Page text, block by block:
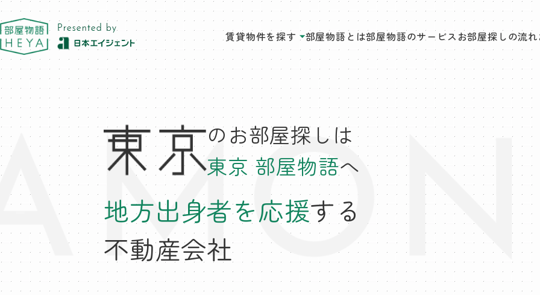
東京 部屋物語
賃貸物件を探す 部屋物語とは部屋物語のサービス お部屋探しの流れ
のお部屋探しは
東京 部屋物語へ
地方出身者を応援する
不動産会社